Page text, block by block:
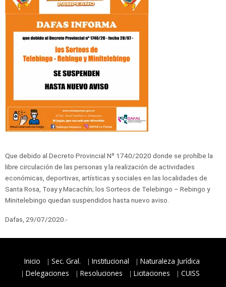
Que debido al Decreto Provincial Nº 1740/2020 donde se prohíbe la
libre circulación de las personas y la realización de actividades
económicas, deportivas, artísticas y sociales en las localidades de
Santa Rosa, Toay y Macachín; los Sorteos de Telebingo – Rebingo y
Minitelebingo quedan suspendidos hasta nuevo aviso.
Dafas, 29/07/2020.-
Inicio Sec. Gral. Institucional
Naturaleza Jurídica
Delegaciones
Resoluciones Licitaciones
CUISS